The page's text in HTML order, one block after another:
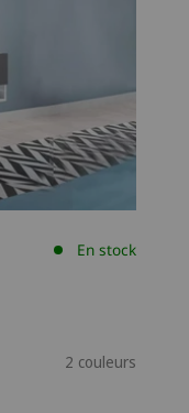
En stock
2 couleurs